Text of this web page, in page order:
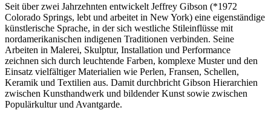
Seit über zwei Jahrzehnten entwickelt Jeffrey Gibson (*1972
Colorado Springs, lebt und arbeitet in New York) eine eigenständige
künstlerische Sprache, in der sich westliche Stileinflüsse mit
nordamerikanischen indigenen Traditionen verbinden. Seine
Arbeiten in Malerei, Skulptur, Installation und Performance
zeichnen sich durch leuchtende Farben, komplexe Muster und den
Einsatz vielfältiger Materialien wie Perlen, Fransen, Schellen,
Keramik und Textilien aus. Damit durchbricht Gibson Hierarchien
zwischen Kunsthandwerk und bildender Kunst sowie zwischen
Populärkultur und Avantgarde.